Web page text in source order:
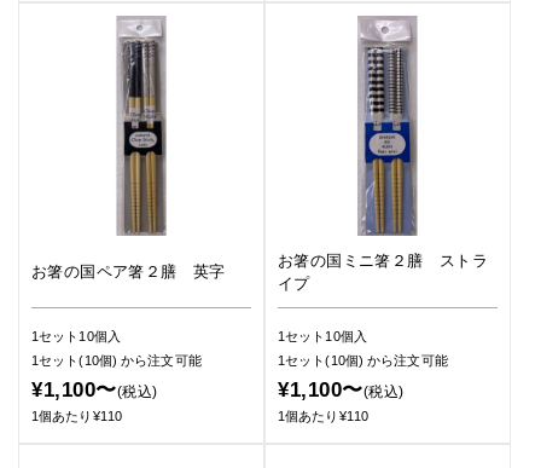
お箸の国ペア箸２膳 英字
1セット10個入
1セット(10個)から注文可能
¥1,100〜(税込)
1個あたり¥110
お箸の国ミニ箸２膳 ストラ
イプ
1セット10個入
1セット(10個)から注文可能
¥1,100〜(税込)
1個あたり¥110